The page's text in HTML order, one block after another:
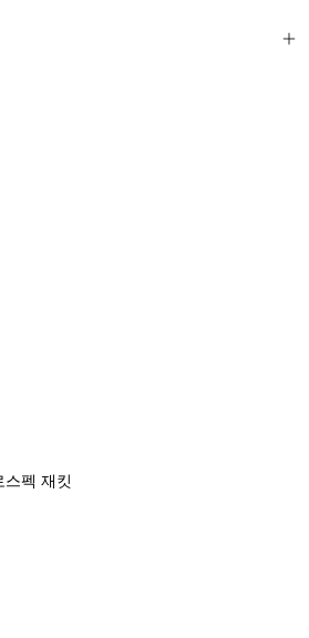
배송과 익스프레스 배송을 제공합니다.
지연될 수 있습니다. 궁금하신 점이 있거
객센터로 문의해 주세요.
스펙 재킷